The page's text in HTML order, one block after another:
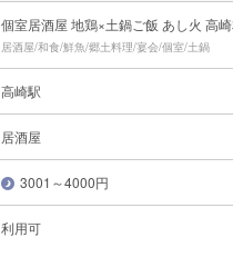
個室居酒屋 地鶏×土鍋ご飯 あし火 高
居酒屋/和食/鮮魚/郷土料理/宴会/個室/土鍋
高崎駅
居酒屋
3001～4000円
利用可